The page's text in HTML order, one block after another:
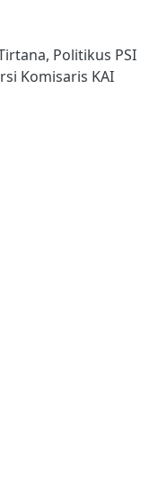
Politikus PSI
Komisaris KAI